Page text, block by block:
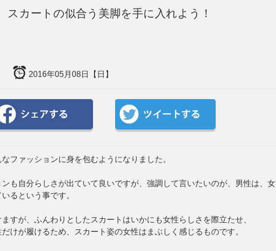
スカートの似合う美脚を手に入れよう！
2016年05月08日【日】
ファッションに身を包むようになりました。
も自分らしさが出ていて良いですが、強調して言いたいのが、男性は、女
るという事です。
すが、ふんわりとしたスカートはいかにも女性らしさを際立たせ、
けが履けるため、スカート姿の女性はまぶしく感じるものです。